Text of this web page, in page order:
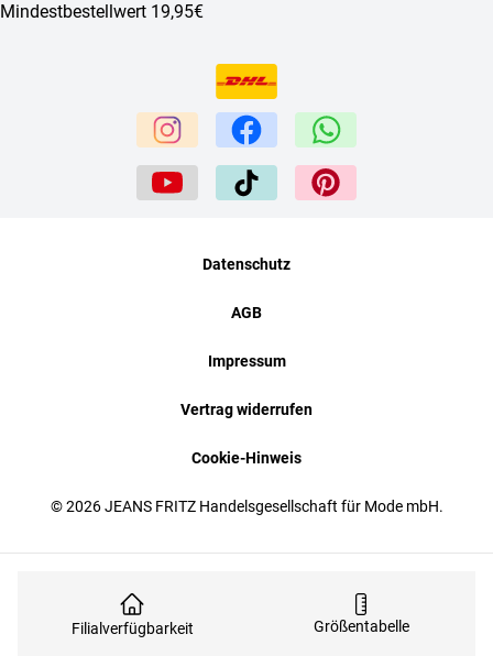
Filialverfügbarkeit Größentabelle
Mindestbestellwert 19,95€
© 2026 JEANS FRITZ Handelsgesellschaft für Mode mbH.
Datenschutz
AGB
Impressum
Vertrag widerrufen
Cookie-Hinweis